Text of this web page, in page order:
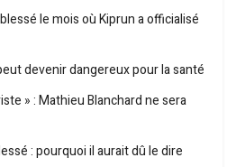
le mois où Kiprun a officialisé
devenir dangereux pour la santé
» : Mathieu Blanchard ne sera
: pourquoi il aurait dû le dire